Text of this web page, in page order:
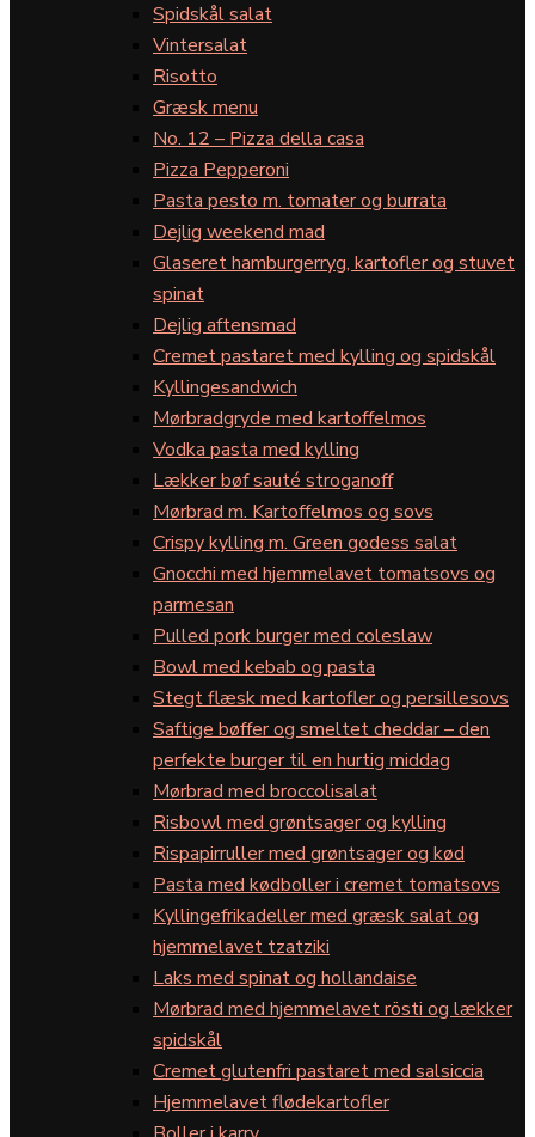
Spidskål salat
Vintersalat
Risotto
Græsk menu
No. 12 – Pizza della casa
Pizza Pepperoni
Pasta pesto m. tomater og burrata
Dejlig weekend mad
Glaseret hamburgerryg, kartofler og stuvet
spinat
Dejlig aftensmad
Cremet pastaret med kylling og spidskål
Kyllingesandwich
Mørbradgryde med kartoffelmos
Vodka pasta med kylling
Lækker bøf sauté stroganoff
Mørbrad m. Kartoffelmos og sovs
Crispy kylling m. Green godess salat
Gnocchi med hjemmelavet tomatsovs og
parmesan
Pulled pork burger med coleslaw
Bowl med kebab og pasta
Stegt flæsk med kartofler og persillesovs
Saftige bøffer og smeltet cheddar – den
perfekte burger til en hurtig middag
Mørbrad med broccolisalat
Risbowl med grøntsager og kylling
Rispapirruller med grøntsager og kød
Pasta med kødboller i cremet tomatsovs
Kyllingefrikadeller med græsk salat og
hjemmelavet tzatziki
Laks med spinat og hollandaise
Mørbrad med hjemmelavet rösti og lækker
spidskål
Cremet glutenfri pastaret med salsiccia
Hjemmelavet flødekartofler